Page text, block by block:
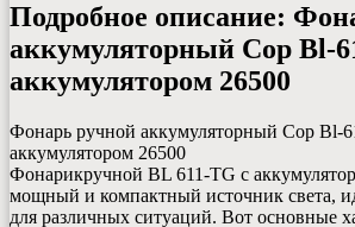
зарядки Power Bank Товары с TV Shop
Фены для волос
Машинки для стрижки,
маникюра и педикюра Плойки для
фонари Уличные светильники Часы
Наушники, плеера, телефоны
Электроинструмент Ручной инструмент
Кошельки, сумки, портмоне
Лупы,
Отпариватели, утюги Машинки для
Зеркала для макияжа Мангалы
Блендеры, блендерные наборы
Подробное описание:
аккумуляторный Cop Bl-
аккумулятором 26500
Фонарь ручной аккумуляторный Cop Bl-
аккумулятором 26500
Фонарикручной BL 611-TG с
мощный и компактный источник света,
для различных ситуаций. Вот основные